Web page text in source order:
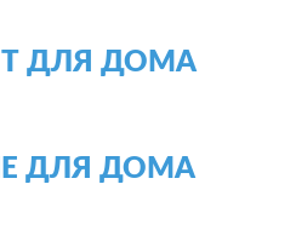
ДЛЯ ДОМА
ДЛЯ ДОМА